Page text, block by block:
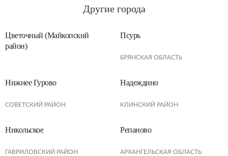
Другие города
Цветочный (Майкопский
район)
Псурь
БРЯНСКАЯ ОБЛАСТЬ
Нижнее Гурово
СОВЕТСКИЙ РАЙОН
Надеждино
КЛИНСКИЙ РАЙОН
Никольское
ГАВРИЛОВСКИЙ РАЙОН
Репаново
АРХАНГЕЛЬСКАЯ ОБЛАСТЬ